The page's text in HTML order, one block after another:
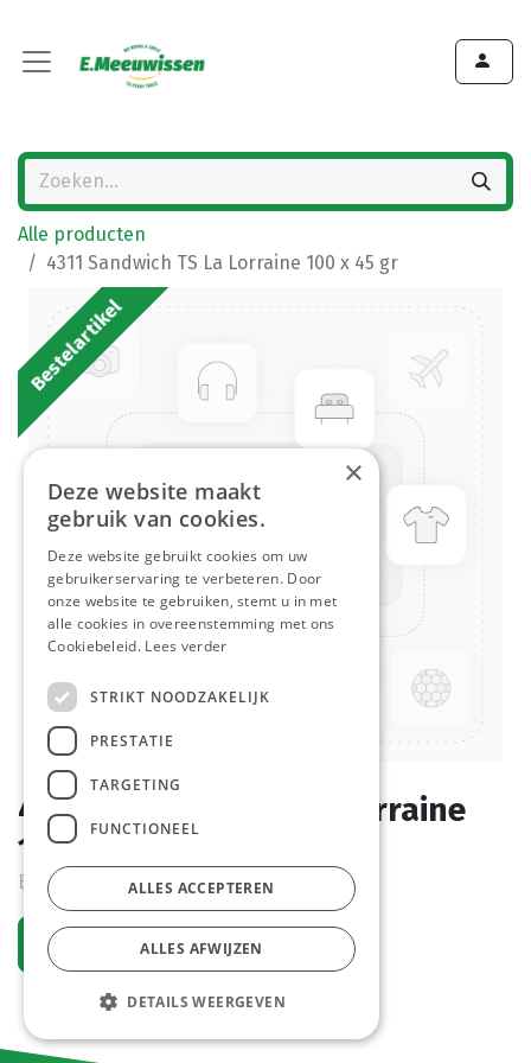
Alle producten
4311 Sandwich TS La Lorraine 100 x 45 gr
Bestelartikel
4311 Sandwich TS La Lorraine
100 x 45 gr
Bestelartikel
Vraag een account aan
×
Deze website maakt
gebruik van cookies.
Deze website gebruikt cookies om uw
gebruikerservaring te verbeteren. Door
onze website te gebruiken, stemt u in met
alle cookies in overeenstemming met ons
Cookiebeleid. Lees verder
STRIKT NOODZAKELIJK
PRESTATIE
TARGETING
FUNCTIONEEL
ALLES ACCEPTEREN
ALLES AFWIJZEN
DETAILS WEERGEVEN